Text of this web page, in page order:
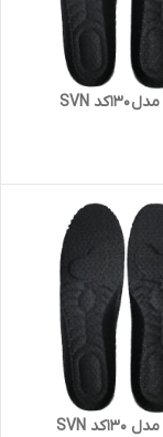
کفی کفش مدل 130 کد SVN
کفی کفش مدل 130 کد SVN